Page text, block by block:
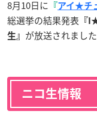
8月10日に 『アイ★チ
総選挙の結果発表 『
生』 が放送されました
ニコ生情報